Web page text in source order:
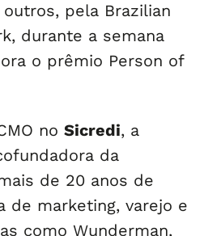
pela Brazilian
durante a semana
o prêmio Person of
no Sicredi, a
da
de 20 anos de
de marketing, varejo e
como Wunderman,